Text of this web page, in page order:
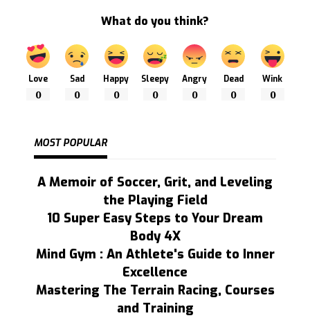
What do you think?
Love
0
Sad
0
Happy
0
Sleepy
0
Angry
0
Dead
0
Wink
0
MOST POPULAR
A Memoir of Soccer, Grit, and Leveling
the Playing Field
10 Super Easy Steps to Your Dream
Body 4X
Mind Gym : An Athlete's Guide to Inner
Excellence
Mastering The Terrain Racing, Courses
and Training